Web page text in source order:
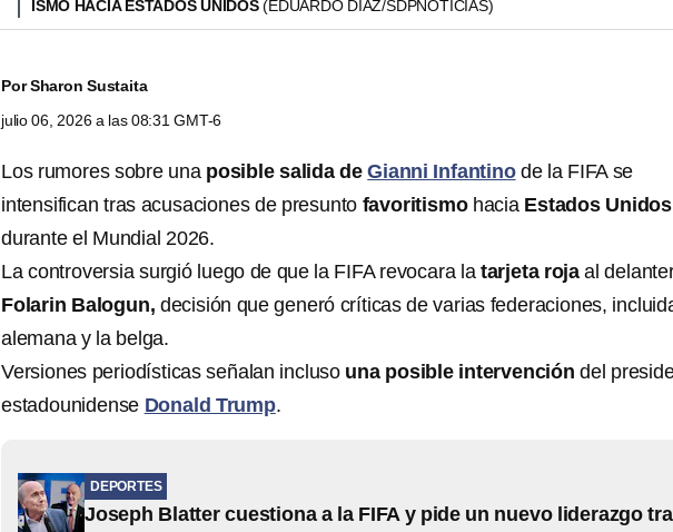
ISMO HACIA ESTADOS UNIDOS(EDUARDO DÍAZ/SDPNOTICIAS)
PorSharon Sustaita
julio 06, 2026 a las 08:31 GMT-6
Los rumores sobre una posible salida deGianni Infantinode la FIFA se
intensifican tras acusaciones de presunto favoritismohacia Estados Unidos
durante el Mundial 2026.
La controversia surgió luego de que la FIFA revocara la tarjeta roja al
Folarin Balogun, decisión que generó críticas de varias federaciones,
alemana y la belga.
Versiones periodísticas señalan incluso una posible intervención del
estadounidense Donald Trump.
DEPORTES
Joseph Blatter cuestiona a la FIFA y pide un nuevo liderazgo